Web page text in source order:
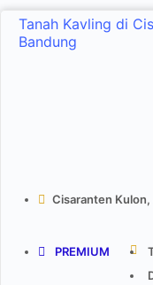
Tanah Kavling di
Bandung
Cisaranten
PREMIUM